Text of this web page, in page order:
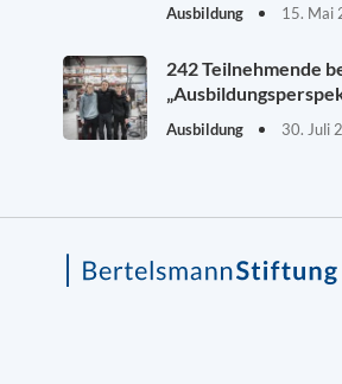
Ausbildung 15. Mai
242 Teilnehmende
Ausbildung 30. Juli